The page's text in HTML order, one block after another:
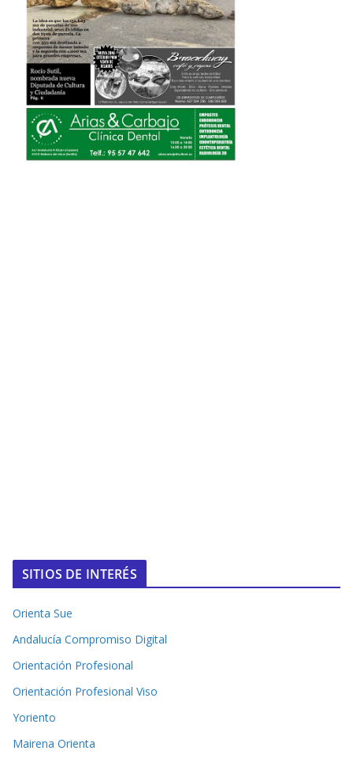
SITIOS DE INTERÉS
Orienta Sue
Andalucía Compromiso Digital
Orientación Profesional
Orientación Profesional Viso
Yoriento
Mairena Orienta